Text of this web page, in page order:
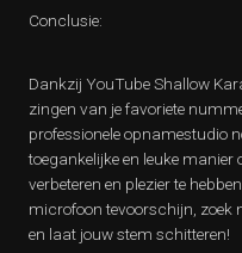
Conclusie:
Dankzij YouTube Shallow
zingen van je favoriete
professionele opnamestudio
toegankelijke en leuke
verbeteren en plezier te
microfoon tevoorschijn, zoek
en laat jouw stem schitteren!